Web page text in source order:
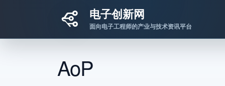
电子创新网
面向电子工程师的产业与技术资讯平台
AoP